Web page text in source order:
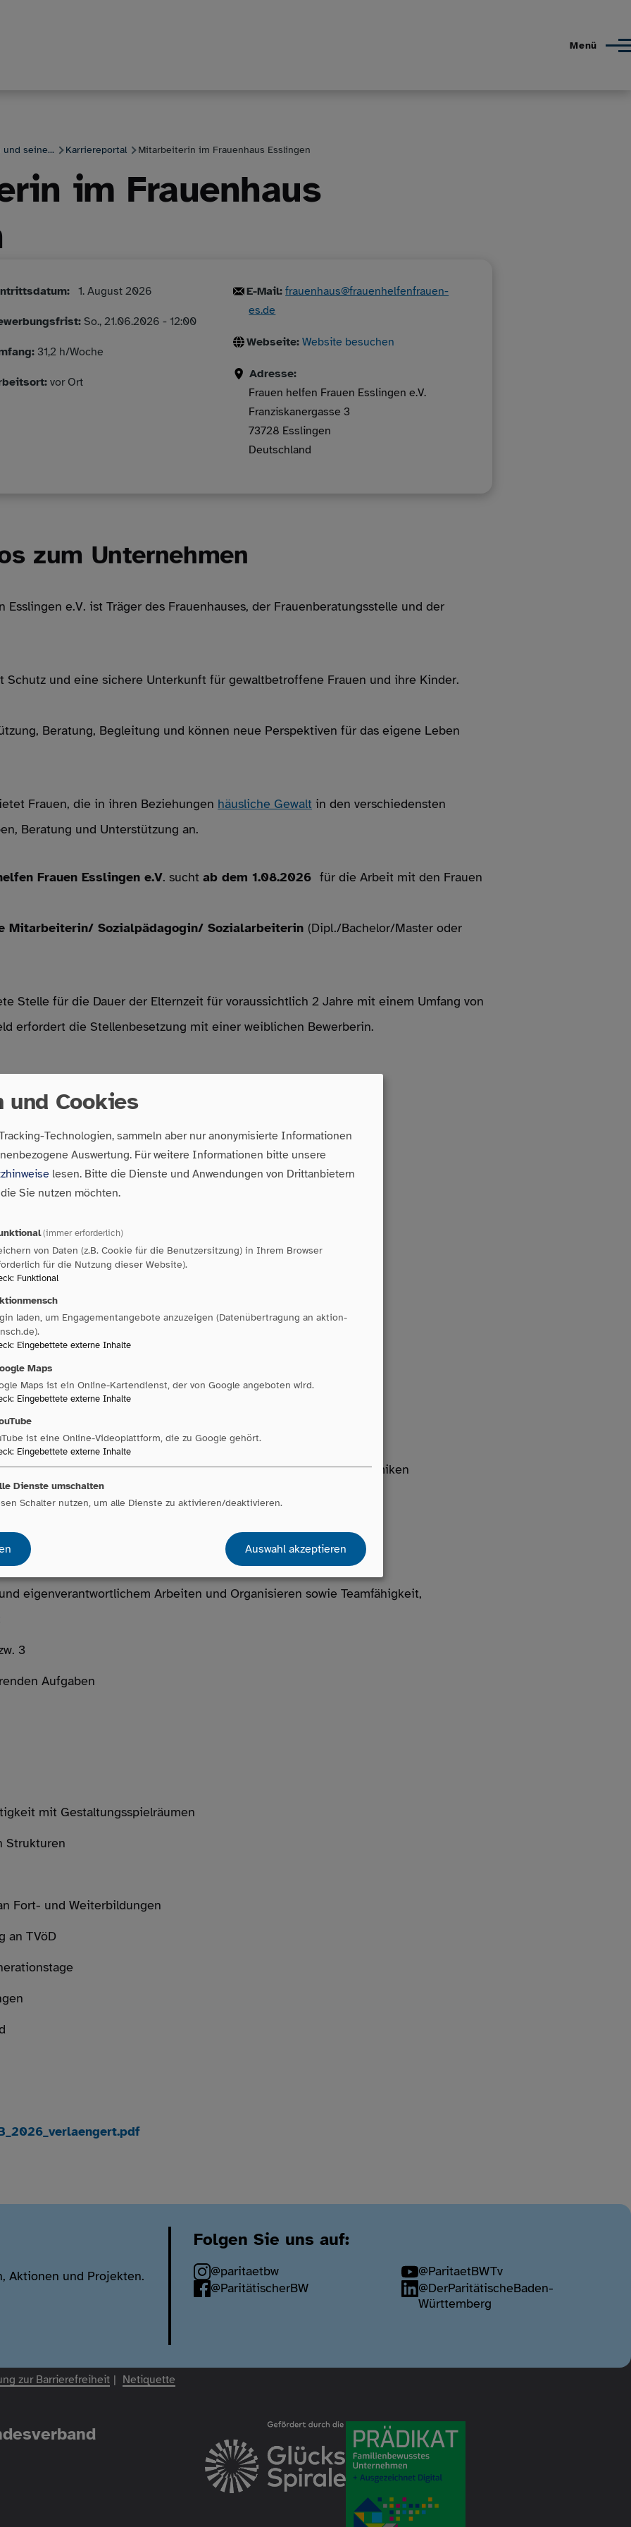
Menü
seine... Karriereportal Mitarbeiterin im Frauenhaus Esslingen
im Frauenhaus
1. August 2026
So., 21.06.2026 - 12:00
31,2 h/Woche
vor Ort
E-Mail: frauenhaus@frauenhelfenfrauen-
es.de
Webseite: Website besuchen
Adresse:
Frauen helfen Frauen Esslingen e.V.
Franziskanergasse 3
73728 Esslingen
Deutschland
zum Unternehmen
Esslingen e.V. ist Träger des Frauenhauses, der Frauenberatungsstelle und der
Schutz und eine sichere Unterkunft für gewaltbetroffene Frauen und ihre Kinder.
Beratung, Begleitung und können neue Perspektiven für das eigene Leben
Frauen, die in ihren Beziehungen häusliche Gewalt in den verschiedensten
Beratung und Unterstützung an.
Frauen Esslingen e.V. suchtab dem 1.08.2026für die Arbeit mit den Frauen
Mitarbeiterin/ Sozialpädagogin/ Sozialarbeiterin (Dipl./Bachelor/Master oder
Stelle für die Dauer der Elternzeit für voraussichtlich 2 Jahre mit einem Umfang von
erfordert die Stellenbesetzung mit einer weiblichen Bewerberin.
von Frauen, die von Gewalt betroffen sind
Gruppenangeboten
Sozialen Arbeit oder vergleichbare Qualifikation
Gewalt gegen Frauen und den damit verbundenen Dynamiken
und im Hilfesystem
und interkultureller Arbeit
Interesse an politischer Arbeit
eigenverantwortlichem Arbeiten und Organisieren sowie Teamfähigkeit,
3
Aufgaben
mit Gestaltungsspielräumen
Strukturen
Fort- und Weiterbildungen
an TVöD
Aktionen und Projekten.
Folgen Sie uns auf:
@paritaetbw
@ParitätischerBW
@ParitaetBWTv
@DerParitätischeBaden-
Württemberg
zur Barrierefreiheit Netiquette
und Cookies
Technologien, sammeln aber nur anonymisierte Informationen
Auswertung. Für weitere Informationen bitte unsere
lesen. Bitte die Dienste und Anwendungen von Drittanbietern
Sie nutzen möchten.
(immer erforderlich)
von Daten (z.B. Cookie für die Benutzersitzung) in Ihrem Browser
für die Nutzung dieser Website).
: Funktional
laden, um Engagementangebote anzuzeigen (Datenübertragung an aktion-
: Eingebettete externe Inhalte
Maps
Maps ist ein Online-Kartendienst, der von Google angeboten wird.
: Eingebettete externe Inhalte
ist eine Online-Videoplattform, die zu Google gehört.
: Eingebettete externe Inhalte
Dienste umschalten
Schalter nutzen, um alle Dienste zu aktivieren/deaktivieren.
Auswahl akzeptieren